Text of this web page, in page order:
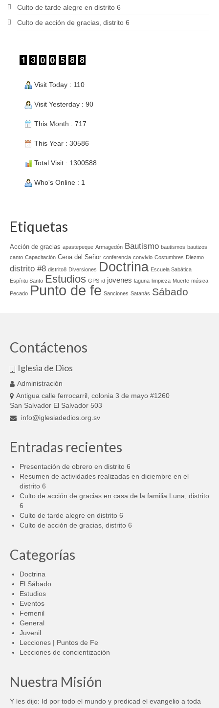
Culto de tarde alegre en distrito 6
Culto de acción de gracias, distrito 6
Visit Today : 110
Visit Yesterday : 90
This Month : 717
This Year : 30586
Total Visit : 1300588
Who's Online : 1
Etiquetas
Acción de gracias apastepeque Armagedón Bautismo bautismos bautizos
canto Capacitación Cena del Señor conferencia convivio Costumbres Diezmo
distrito #8 distrito8 Diversiones Doctrina Escuela Sabática
Espíritu Santo Estudios GPS id jovenes laguna limpieza Muerte música
Pecado Punto de fe Sanciones Satanás Sábado
Contáctenos
Iglesia de Dios
Administración
Antigua calle ferrocarril, colonia 3 de mayo #1260
San Salvador El Salvador 503
info@iglesiadedios.org.sv
Entradas recientes
Presentación de obrero en distrito 6
Resumen de actividades realizadas en diciembre en el
distrito 6
Culto de acción de gracias en casa de la familia Luna, distrito
6
Culto de tarde alegre en distrito 6
Culto de acción de gracias, distrito 6
Categorías
Doctrina
El Sábado
Estudios
Eventos
Femenil
General
Juvenil
Lecciones | Puntos de Fe
Lecciones de concientización
Nuestra Misión
Y les dijo: Id por todo el mundo y predicad el evangelio a toda